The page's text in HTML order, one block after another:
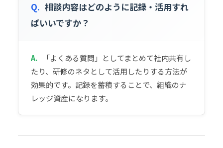
Q. 相談内容はどのように記録・活用すれ
ばいいですか？
A.
「よくある質問」としてまとめて社内共有し
たり、研修のネタとして活用したりする方法が
効果的です。記録を蓄積することで、組織のナ
レッジ資産になります。